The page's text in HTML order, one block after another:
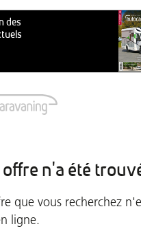
n'a été
que vous recherchez
ligne.